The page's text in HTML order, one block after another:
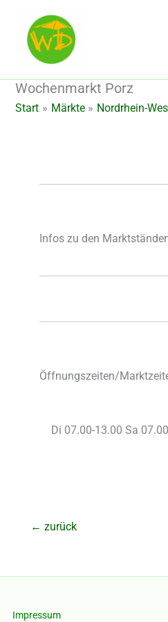
springen
Wochenmarkt Porz
Start Märkte Nordrhein-
Infos zu den
Öffnungszeiten/
Di 07.00-13.00 Sa
← zurück
Impressum